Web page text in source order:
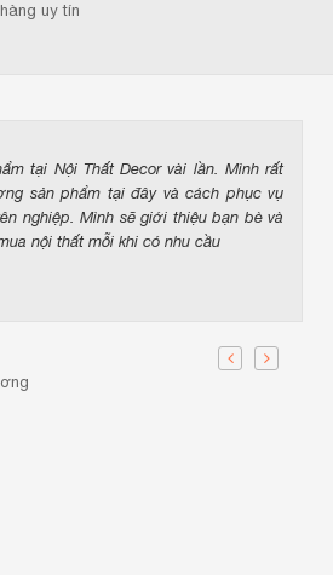
uy tín
tại Nội Thất Decor vài lần. Mình rất
sản phẩm tại đây và cách phục vụ
nghiệp. Mình sẽ giới thiệu bạn bè và
nội thất mỗi khi có nhu cầu